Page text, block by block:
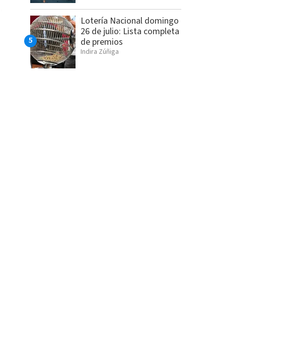
Lotería Nacional domingo
26 de julio: Lista completa
de premios
Indira Zúñiga